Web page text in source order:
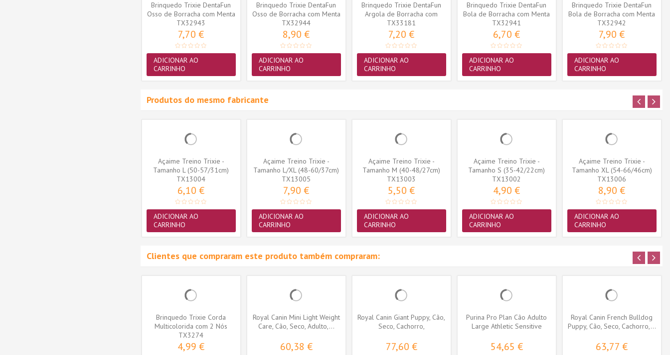
Brinquedo Trixie DentaFun
Osso de Borracha com Menta
11cm...
TX32943
7,70 €
ADICIONAR AO
CARRINHO
Brinquedo Trixie DentaFun
Osso de Borracha com Menta
15cm...
TX32944
8,90 €
ADICIONAR AO
CARRINHO
Brinquedo Trixie DentaFun
Argola de Borracha com
Menta...
TX33181
7,20 €
ADICIONAR AO
CARRINHO
Brinquedo Trixie DentaFun
Bola de Borracha com Menta
6cm...
TX32941
6,70 €
ADICIONAR AO
CARRINHO
Brinquedo Trixie DentaFun
Bola de Borracha com Menta
7cm...
TX32942
7,90 €
ADICIONAR AO
CARRINHO
Produtos do mesmo fabricante
Açaime Treino Trixie -
Tamanho L (50-57/31cm)
(TX13004)
TX13004
6,10 €
ADICIONAR AO
CARRINHO
Açaime Treino Trixie -
Tamanho L/XL (48-60/37cm)
(TX13005)
TX13005
7,90 €
ADICIONAR AO
CARRINHO
Açaime Treino Trixie -
Tamanho M (40-48/27cm)
(TX13003)
TX13003
5,50 €
ADICIONAR AO
CARRINHO
Açaime Treino Trixie -
Tamanho S (35-42/22cm)
(TX13002)
TX13002
4,90 €
ADICIONAR AO
CARRINHO
Açaime Treino Trixie -
Tamanho XL (54-66/46cm)
(TX13006)
TX13006
8,90 €
ADICIONAR AO
CARRINHO
Clientes que compraram este produto também compraram:
Brinquedo Trixie Corda
Multicolorida com 2 Nós
(40cm) cor...
TX3274
4,99 €
Royal Canin Mini Light Weight
Care, Cão, Seco, Adulto,...
60,38 €
Royal Canin Giant Puppy, Cão,
Seco, Cachorro,
77,60 €
Purina Pro Plan Cão Adulto
Large Athletic Sensitive
54,65 €
Royal Canin French Bulldog
Puppy, Cão, Seco, Cachorro,...
63,77 €